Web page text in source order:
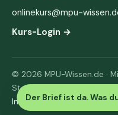
Der Brief ist da. Was
onlinekurs@mpu-
Kurs-Login →
© 2026 MPU-Wissen.de ·
Staffelsee
Impressum· Datenschutz